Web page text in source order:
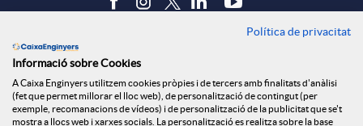
Política de cookies
Avís legal
Política de privacitat
Informació sobre Cookies
A Caixa Enginyers utilitzem cookies pròpies i de tercers amb finalitats d'anàlisi
(fet que permet millorar el lloc web), de personalització de contingut (per
exemple, recomanacions de vídeos) i de personalització de la publicitat que se't
mostra a llocs web i xarxes socials. La personalització es realitza sobre la base